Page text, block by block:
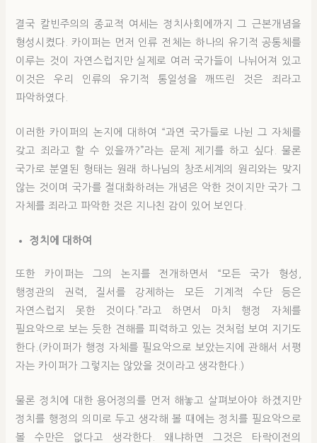
결국 칼빈주의의 종교적 여세는 정치사회에까지 그 근본개념을
형성시켰다. 카이퍼는 먼저 인류 전체는 하나의 유기적 공통체를
이루는 것이 자연스럽지만 실제로 여러 국가들이 나뉘어져 있고
이것은 우리 인류의 유기적 통일성을 깨뜨린 것은 죄라고
파악하였다.
이러한 카이퍼의 논지에 대하여 “과연 국가들로 나뉜 그 자체를
갖고 죄라고 할 수 있을까?”라는 문제 제기를 하고 싶다. 물론
국가로 분열된 형태는 원래 하나님의 창조세계의 원리와는 맞지
않는 것이며 국가를 절대화하려는 개념은 악한 것이지만 국가 그
자체를 죄라고 파악한 것은 지나친 감이 있어 보인다.
정치에 대하여
또한 카이퍼는 그의 논지를 전개하면서 “모든 국가 형성,
행정관의 권력, 질서를 강제하는 모든 기계적 수단 등은
자연스럽지 못한 것이다.”라고 하면서 마치 행정 자체를
필요악으로 보는 듯한 견해를 피력하고 있는 것처럼 보여 지기도
한다.(카이퍼가 행정 자체를 필요악으로 보았는지에 관해서 서평
자는 카이퍼가 그렇지는 않았을 것이라고 생각한다.)
물론 정치에 대한 용어정의를 먼저 해놓고 살펴보아야 하겠지만
정치를 행정의 의미로 두고 생각해 볼 때에는 정치를 필요악으로
볼 수만은 없다고 생각한다. 왜냐하면 그것은 타락이전의